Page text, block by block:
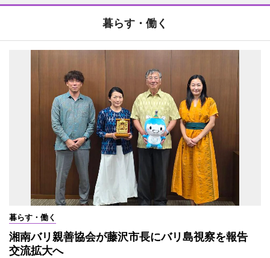
暮らす・働く
暮らす・働く
湘南バリ親善協会が藤沢市長にバリ島視察を報告
交流拡大へ